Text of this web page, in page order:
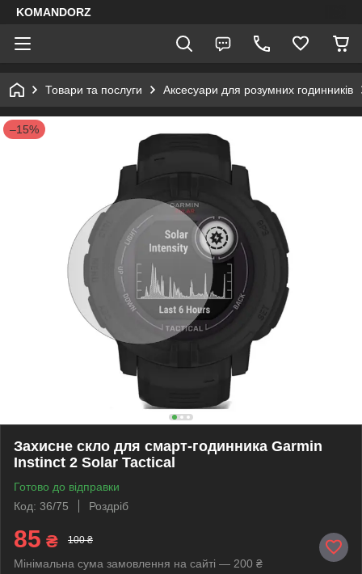
KOMANDORZ
Товари та послуги Аксесуари для розумних годинників
–15%
Захисне скло для смарт-годинника Garmin
Instinct 2 Solar Tactical
Готово до відправки
Код: 36/75
Роздріб
85 ₴ 100 ₴
Мінімальна сума замовлення на сайті — 200 ₴